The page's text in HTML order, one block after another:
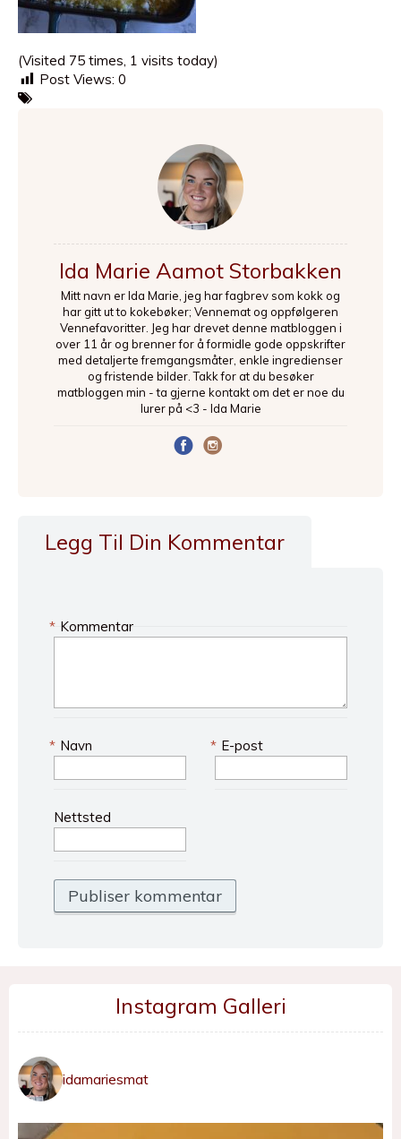
(Visited 75 times, 1 visits today)
Post Views: 0
Ida Marie Aamot Storbakken
Mitt navn er Ida Marie, jeg har fagbrev som kokk og
har gitt ut to kokebøker; Vennemat og oppfølgeren
Vennefavoritter. Jeg har drevet denne matbloggen i
over 11 år og brenner for å formidle gode oppskrifter
med detaljerte fremgangsmåter, enkle ingredienser
og fristende bilder. Takk for at du besøker
matbloggen min - ta gjerne kontakt om det er noe du
lurer på <3 - Ida Marie
Legg Til Din Kommentar
Kommentar
*
Navn
* E-post
*
Nettsted
Instagram Galleri
idamariesmat